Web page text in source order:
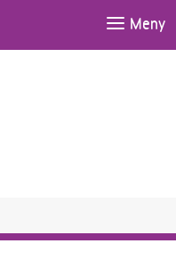
Meny